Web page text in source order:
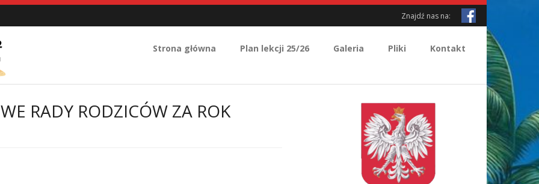
Znajdź nas na:
Strona główna Plan lekcji 25/26 Galeria Pliki Kontakt
RADY RODZICÓW ZA ROK